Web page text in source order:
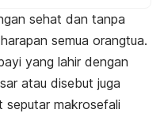
sehat dan tanpa
semua orangtua.
yang lahir dengan
atau disebut juga
seputar makrosefali